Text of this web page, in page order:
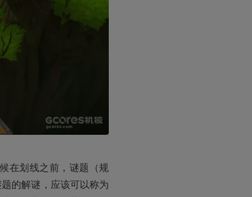
在划线之前，谜题（规
的解谜，应该可以称为